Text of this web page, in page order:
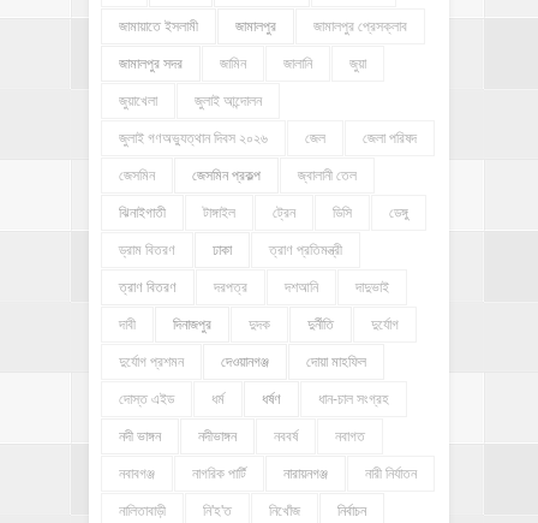
জামায়াতে ইসলামী জামালপুর জামালপুর প্রেসক্লাব
জামালপুর সদর জামিন জালানি জুয়া
জুয়াখেলা জুলাই আন্দোলন
জুলাই গণঅভ্যুত্থান দিবস ২০২৬ জেল জেলা পরিষদ
জেসমিন জেসমিন প্রকল্প জ্বালানী তেল
ঝিনাইগাতী টাঙ্গাইল ট্রেন ডিসি ডেঙ্গু
ড্রাম বিতরণ ঢাকা ত্রাণ প্রতিমন্ত্রী
ত্রাণ বিতরণ দরপত্র দশআনি দাদুভাই
দাবী দিনাজপুর দুদক দুর্নীতি দুর্যোগ
দুর্যোগ প্রশমন দেওয়ানগঞ্জ দোয়া মাহফিল
দোস্ত এইড ধর্ম ধর্ষণ ধান-চাল সংগ্রহ
নদী ভাঙ্গন নদীভাঙ্গন নববর্ষ নবাগত
নবাবগঞ্জ নাগরিক পার্টি নারায়নগঞ্জ নারী নির্যাতন
নালিতাবাড়ী নি'হ'ত নিখোঁজ নির্বাচন